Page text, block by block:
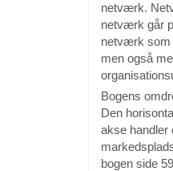
netværk.
netværk går
netværk som
men også
Bogens
Den
akse handler
bogen side